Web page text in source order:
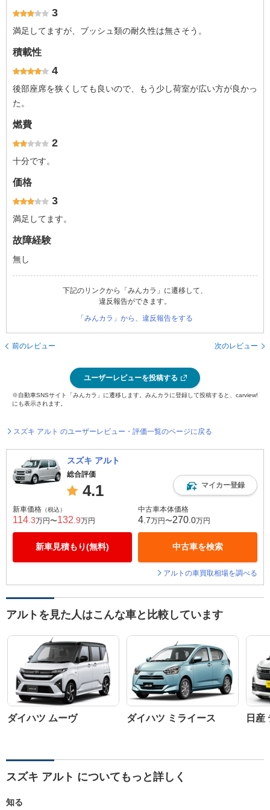
3
満足してますが、ブッシュ類の耐久性は無さそう。
積載性
4
後部座席を狭くしても良いので、もう少し荷室が広い方が良かっ
た。
燃費
2
十分です。
価格
3
満足してます。
故障経験
無し
下記のリンクから「みんカラ」に遷移して、
違反報告ができます。
「みんカラ」から、違反報告をする
前のレビュー 次のレビュー
ユーザーレビューを投稿する
※自動車SNSサイト「みんカラ」に遷移します。みんカラに登録して投稿すると、carview!
にも表示されます。
スズキ アルト のユーザーレビュー・評価一覧のページに戻る
スズキ アルト
総合評価
4.1 マイカー登録
新車価格 （税込）
114 .3万円〜132 .9万円
新車見積もり(無料)
中古車本体価格
4 .7万円〜270 .0万円
中古車を検索
アルトの車買取相場を調べる
アルトを見た人はこんな車と比較しています
ダイハツ ムーヴ ダイハツ ミライース 日産
スズキ アルト についてもっと詳しく
知る